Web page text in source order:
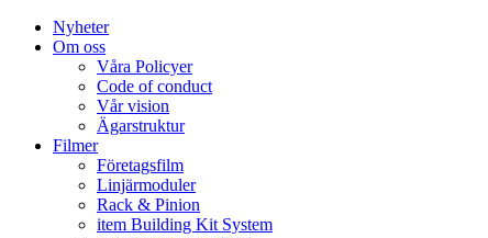
Nyheter
Om oss
Våra Policyer
Code of conduct
Vår vision
Ägarstruktur
Filmer
Företagsfilm
Linjärmoduler
Rack & Pinion
item Building Kit System